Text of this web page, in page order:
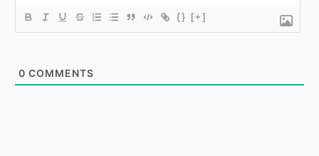
{} [+]
0 COMMENTS